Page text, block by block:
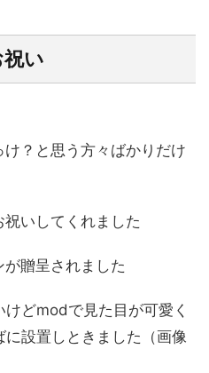
い
？と思う方々ばかりだけ
いしてくれました
贈呈されました
どmodで見た目が可愛く
設置しときました（画像